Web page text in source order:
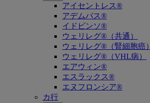
アイセントレス®
アデムパス®
イドビンソ®
ウェリレグ®（共通）
ウェリレグ®（腎細胞癌）
ウェリレグ®（VHL病）
エアウィン®
エスラックス®
エヌフロンシア®
カ行